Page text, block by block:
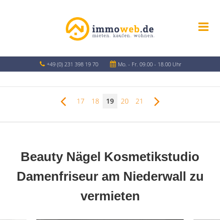
+49 (0) 231 398 19 70 Mo. - Fr. 09.00 - 18.00 Uhr
17 18 19 20 21
Beauty Nägel Kosmetikstudio
Damenfriseur am Niederwall zu
vermieten